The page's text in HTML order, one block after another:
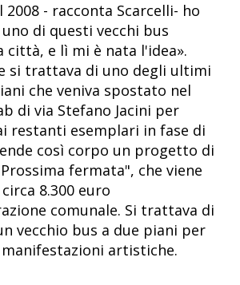
- racconta Scarcelli- ho
di questi vecchi bus
città, e lì mi è nata l'idea».
si trattava di uno degli ultimi
che veniva spostato nel
di via Stefano Jacini per
restanti esemplari in fase di
così corpo un progetto di
fermata", che viene
8.300 euro
comunale. Si trattava di
vecchio bus a due piani per
artistiche.